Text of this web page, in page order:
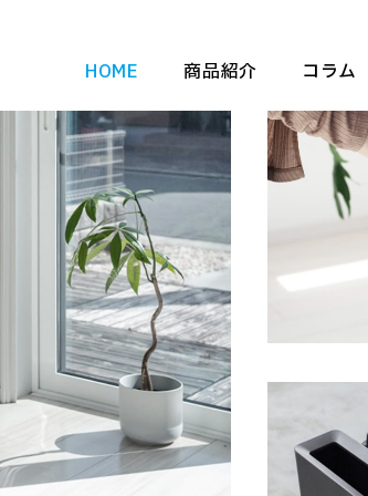
HOME 商品紹介 コラム